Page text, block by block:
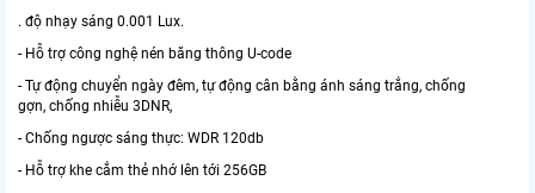
. độ nhạy sáng 0.001 Lux.
- Hỗ trợ công nghệ nén băng thông U-code
- Tự động chuyển ngày đêm, tự động cân bằng ánh sáng trắng, chống
gợn, chống nhiễu 3DNR,
- Chống ngược sáng thực: WDR 120db
- Hỗ trợ khe cắm thẻ nhớ lên tới 256GB